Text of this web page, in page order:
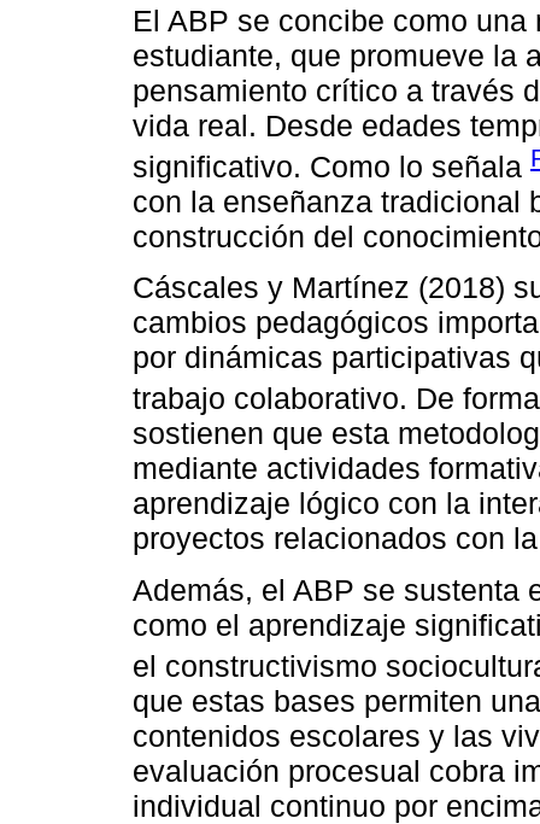
El ABP se concibe como
estudiante, que promueve la
pensamiento crítico a través
vida real. Desde edades
significativo. Como lo señala
con la enseñanza tradicional
construcción del
Cáscales y Martínez (2018)
cambios pedagógicos
por dinámicas participativas
trabajo colaborativo. De
sostienen que esta
mediante actividades
aprendizaje lógico con la
proyectos relacionados con
Además, el ABP se sustenta
como el aprendizaje
el constructivismo
que estas bases permiten
contenidos escolares y las
evaluación procesual cobra
individual continuo por